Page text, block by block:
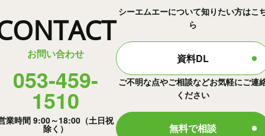
お問い合わせ
053-459-
1510
業時間 9:00～18:00（土日祝
除く）
シーエムエーについて知りたい方はこ
ら
資料DL
ご不明な点やご相談などお気軽にご連
ください
無料で相談